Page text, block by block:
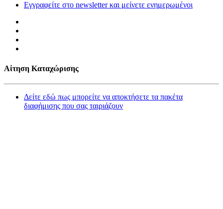
Εγγραφείτε στο newsletter και μείνετε ενημερωμένοι
Αίτηση Καταχώρισης
Δείτε εδώ πως μπορείτε να αποκτήσετε τα πακέτα
διαφήμισης που σας ταιριάζουν